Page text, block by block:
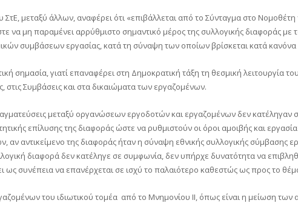
μεταξύ άλλων, αναφέρει ότι «επιβάλλεται από το Σύνταγμα στο
να μη παραμένει αρρύθμιστο σημαντικό μέρος της συλλογικής διαφοράς με
συμβάσεων εργασίας, κατά τη σύναψη των οποίων βρίσκεται κατά
σημασία, γιατί επαναφέρει στη Δημοκρατική τάξη τη θεσμική
στις Συμβάσεις και στα δικαιώματα των εργαζομένων.
μεταξύ οργανώσεων εργοδοτών και εργαζομένων δεν
επίλυσης της διαφοράς ώστε να ρυθμιστούν οι όροι αμοιβής και
αντικείμενο της διαφοράς ήταν η σύναψη εθνικής συλλογικής σύμβασης
διαφορά δεν κατέληγε σε συμφωνία, δεν υπήρχε δυνατότητα να
ως συνέπεια να επανέρχεται σε ισχύ το παλαιότερο καθεστώς ως προς το
του ιδιωτικού τομέα από το Μνημονίου ΙΙ, όπως είναι η μείωση